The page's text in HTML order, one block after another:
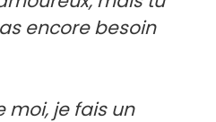
encore besoin
moi, je fais un